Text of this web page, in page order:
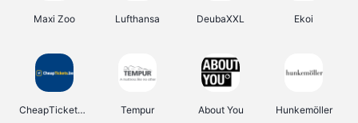
Maxi Zoo Lufthansa DeubaXXL Ekoi
CheapTickets.be Tempur About You Hunkemöller